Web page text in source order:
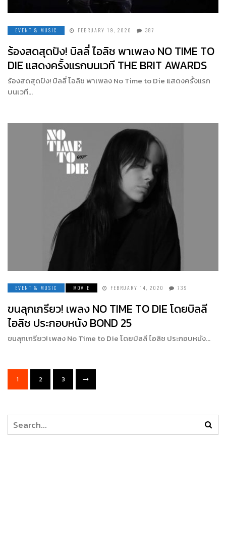
EVENT & MUSIC FEBRUARY 19, 2020 387
ร้องสดสุดปัง! บิลลี่ ไอลิช พาเพลง NO TIME TO
DIE แสดงครั้งแรกบนเวที THE BRIT AWARDS
ร้องสดสุดปัง! บิลลี่ ไอลิช พาเพลง No Time to Die แสดงครั้งแรก
บนเวที…
EVENT & MUSIC MOVIE FEBRUARY 14, 2020 739
ขนลุกเกรียว! เพลง NO TIME TO DIE โดยบิลลี
ไอลิช ประกอบหนัง BOND 25
ขนลุกเกรียว! เพลง No Time to Die โดยบิลลี ไอลิช ประกอบหนัง…
1 2 3